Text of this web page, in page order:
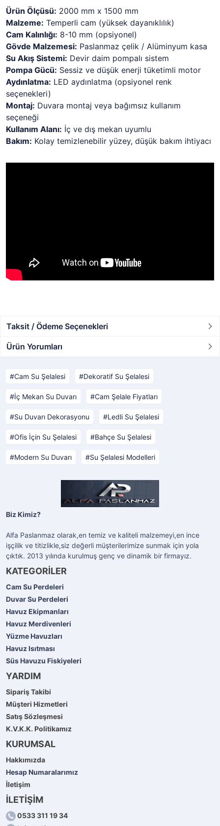
Ürün Ölçüsü: 2000 mm x 1500 mm
Malzeme: Temperli cam (yüksek dayanıklılık)
Cam Kalınlığı: 8-10 mm (opsiyonel)
Gövde Malzemesi: Paslanmaz çelik / Alüminyum kasa
Su Akış Sistemi: Devir daim pompalı sistem
Pompa Gücü: Sessiz ve düşük enerji tüketimli motor
Aydınlatma: LED aydınlatma (opsiyonel renk
seçenekleri)
Montaj: Duvara montaj veya bağımsız kullanım
seçeneği
Kullanım Alanı: İç ve dış mekan uyumlu
Bakım: Kolay temizlenebilir yüzey, düşük bakım ihtiyacı
Taksit / Ödeme Seçenekleri
Ürün Yorumları
Cam Su Şelalesi Dekoratif Su Şelalesi
İç Mekan Su Duvarı Cam Şelale Fiyatları
Su Duvarı Dekorasyonu Ledli Su Şelalesi
Ofis İçin Su Şelalesi Bahçe Su Şelalesi
Modern Su Duvarı Su Şelalesi Modelleri
Biz Kimiz?
Alfa Paslanmaz olarak,en temiz ve kaliteli malzemeyi,en ince
işçilik ve titizlikle,siz değerli müşterilerimize sunmak için yola
çıktık. 2013 yılında kurulmuş genç ve dinamik bir firmayız.
KATEGORİLER
Cam Su Perdeleri
Duvar Su Perdeleri
Havuz Ekipmanları
Havuz Merdivenleri
Yüzme Havuzları
Havuz Isıtması
Süs Havuzu Fiskiyeleri
YARDIM
Sipariş Takibi
Müşteri Hizmetleri
Satış Sözleşmesi
K.V.K.K. Politikamız
KURUMSAL
Hakkımızda
Hesap Numaralarımız
İletişim
İLETİŞİM
0533 311 19 34